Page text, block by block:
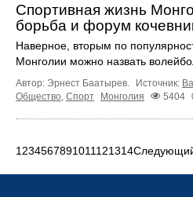
Спортивная жизнь
борьба и форум
Наверное, вторым по
Монголии можно назвать
Автор: Эрнест Баатырев. Источник:
Общество, Спорт Монголия 5404
1 234567891011121314